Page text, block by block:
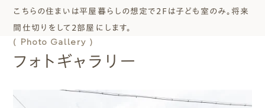
こちらの住まいは平屋暮らしの想定で２Ｆは子ども室のみ。将来
間仕切りをして2部屋にします。
( Photo Gallery )
フォトギャラリー